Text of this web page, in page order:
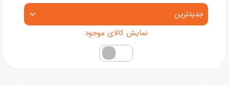
مرتب‌سازی محصولات